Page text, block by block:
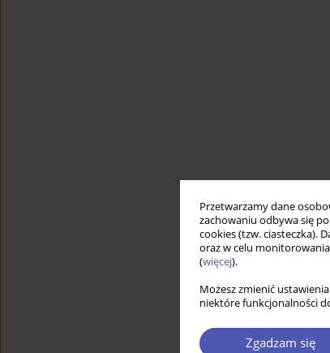
Przetwarzamy dane
zachowaniu odbywa się
cookies (tzw. ciasteczka).
oraz w celu
(więcej).
Możesz zmienić
niektóre funkcjonalności
Zgadzam się